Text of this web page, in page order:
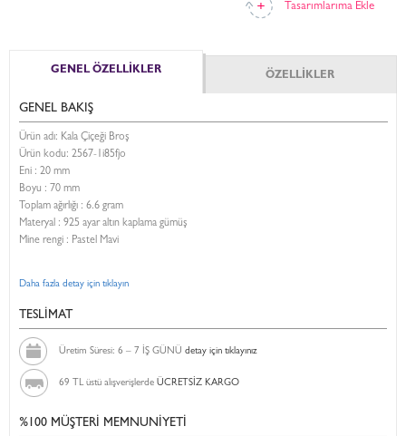
Tasarımlarıma Ekle
GENEL ÖZELLİKLER ÖZELLİKLER
GENEL BAKIŞ
Ürün adı: Kala Çiçeği Broş
Ürün kodu: 2567-1i85fjo
Eni : 20 mm
Boyu : 70 mm
Toplam ağırlığı : 6.6 gram
Materyal : 925 ayar altın kaplama gümüş
Mine rengi : Pastel Mavi
Daha fazla detay için tıklayın
TESLİMAT
Üretim Süresi: 6 – 7 İŞ GÜNÜ detay için tıklayınız
69 TL üstü alışverişlerde ÜCRETSİZ KARGO
%100 MÜŞTERİ MEMNUNİYETİ